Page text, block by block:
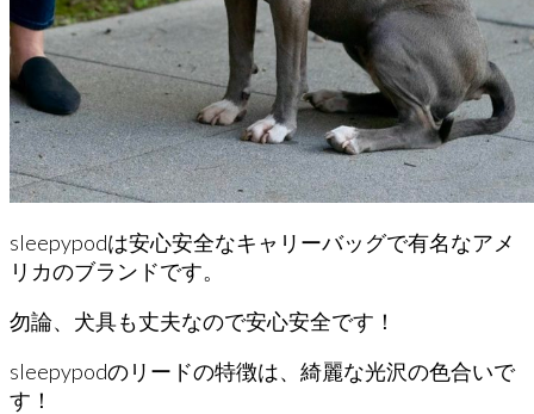
sleepypodは安心安全なキャリーバッグで有名なアメ
リカのブランドです。
勿論、犬具も丈夫なので安心安全です！
sleepypodのリードの特徴は、綺麗な光沢の色合いで
す！